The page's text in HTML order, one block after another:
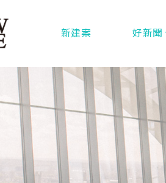
新建案 好新聞